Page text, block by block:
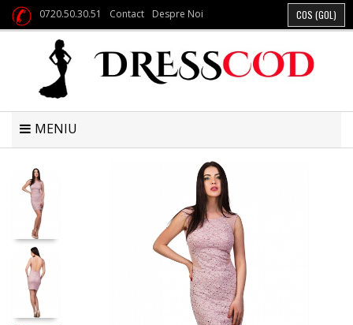
0720.50.30.51 Contact Despre Noi COS (GOL)
MENIU